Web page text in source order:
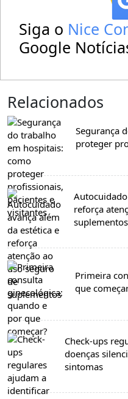
Siga o Nice
Google
Relacionados
Segurança
proteger
reforça
suplementos
Primeira
que
Check-ups
doenças
sintomas